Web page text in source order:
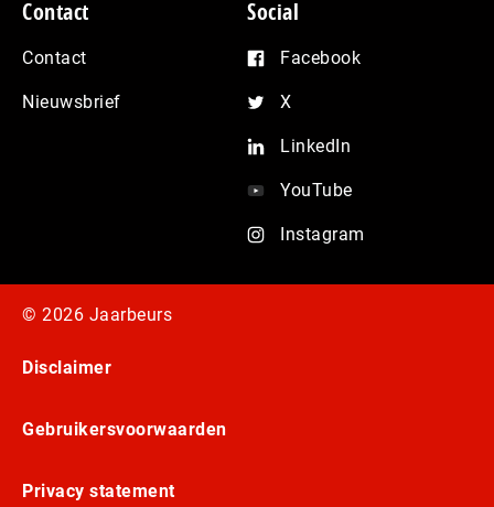
Contact
Contact
Nieuwsbrief
Social
Facebook
X
LinkedIn
YouTube
Instagram
© 2026 Jaarbeurs
Disclaimer
Gebruikersvoorwaarden
Privacy statement